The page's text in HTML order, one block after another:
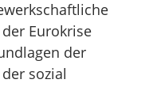
Eurokrise
der
sozial